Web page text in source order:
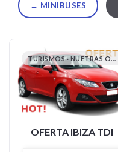
← MINIBUSES
TURISMOS · NUETRAS OFERTAS EN TURISMOS
OFERTA IBIZA TDI